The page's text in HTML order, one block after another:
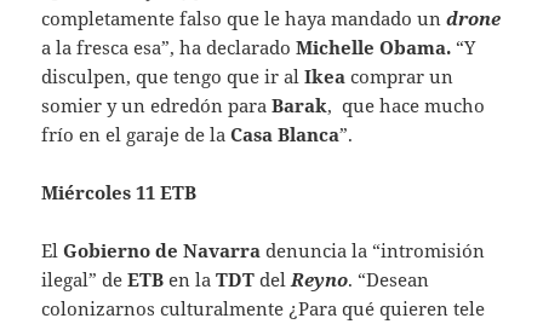
completamente falso que le haya mandado undrone
a la fresca esa”, ha declaradoMichelle Obama. “Y
disculpen, que tengo que ir alIkea comprar un
somier y un edredón paraBarak, que hace mucho
frío en el garaje de laCasa Blanca”.
Miércoles 11 ETB
El Gobierno de Navarra denuncia la “intromisión
ilegal” deETB en la TDTdelReyno. “Desean
colonizarnos culturalmente ¿Para qué quieren tele